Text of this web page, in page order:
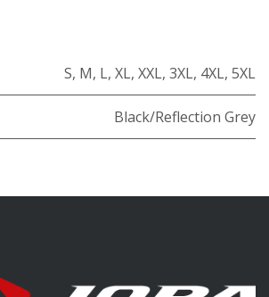
S, M, L, XL, XXL, 3XL, 4XL, 5XL
Black/Reflection Grey